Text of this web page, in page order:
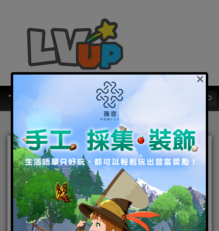
《最後的克勞迪亞》歡慶一
週年!豪華慶典即日開啟，超
強輔助角色登場！
2022-01-05|Android,IOS,手機遊戲
×